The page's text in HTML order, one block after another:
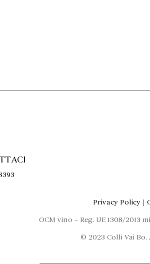
Privacy Policy|
OCM vino – Reg. UE 1308/2013
© 2023 Colli Vai Bo.